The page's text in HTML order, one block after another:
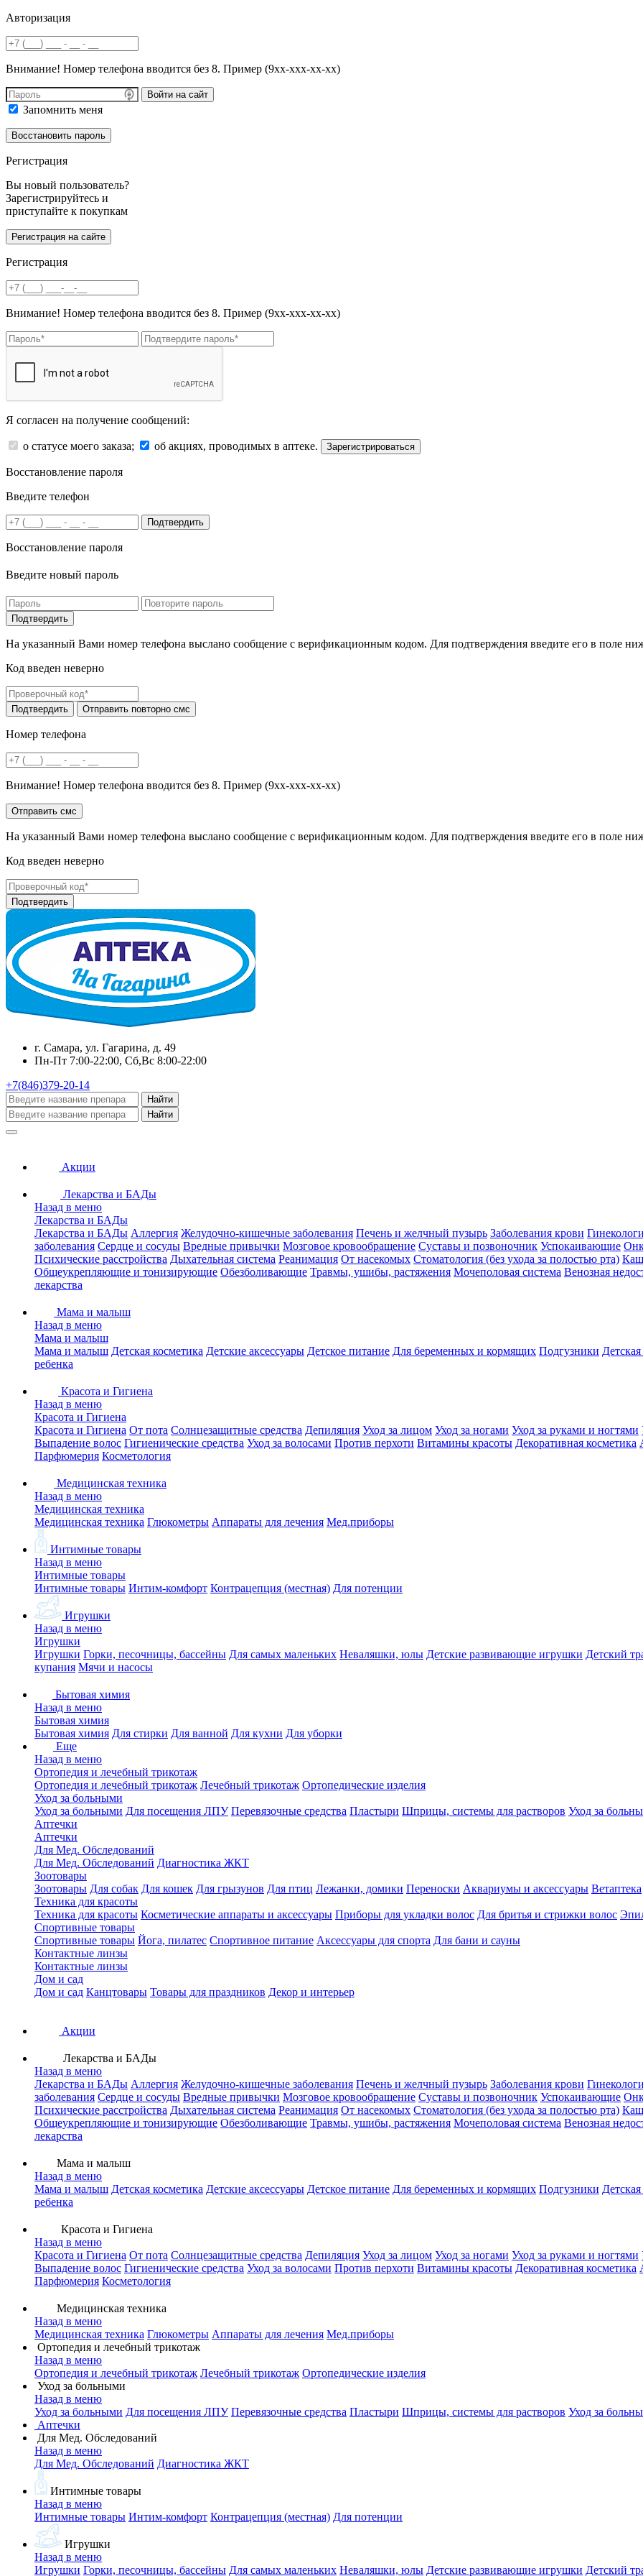
Авторизация
Внимание! Номер телефона вводится без 8. Пример (9хх-ххх-хх-хх)
Войти на сайт
Запомнить меня
Регистрация
Вы новый пользователь?
Зарегистрируйтесь и
приступайте к покупкам
Регистрация
Внимание! Номер телефона вводится без 8. Пример (9хх-ххх-хх-хх)
Я согласен на получение сообщений:
о статусе моего заказа; об акциях, проводимых в аптеке. Зарегистрироваться
Восстановление пароля
Введите телефон
Подтвердить
Восстановление пароля
Введите новый пароль
На указанный Вами номер телефона выслано сообщение с верификационным кодом. Для подтверждения введите его в поле
Код введен неверно
Номер телефона
Внимание! Номер телефона вводится без 8. Пример (9хх-ххх-хх-хх)
На указанный Вами номер телефона выслано сообщение с верификационным кодом. Для подтверждения введите его в поле
Код введен неверно
г. Самара, ул. Гагарина, д. 49
Пн-Пт 7:00-22:00, Сб,Вс 8:00-22:00
+7(846)379-20-14
Найти
Найти
Акции
Лекарства и БАДы
Назад в меню
Лекарства и БАДы
Лекарства и БАДы Аллергия Желудочно-кишечные заболевания Печень и желчный пузырь Заболевания крови
заболевания Сердце и сосуды Вредные привычки Мозговое кровообращение Суставы и позвоночник Успокаивающие
Психические расстройства Дыхательная система Реанимация От насекомых Стоматология (без ухода за полостью рта)
Общеукрепляющие и тонизирующие Обезболивающие Травмы, ушибы, растяжения Мочеполовая система Венозная
лекарства
Мама и малыш
Назад в меню
Мама и малыш
Мама и малыш Детская косметика Детские аксессуары Детское питание Для беременных и кормящих Подгузники
ребенка
Красота и Гигиена
Назад в меню
Красота и Гигиена
Красота и Гигиена От пота Солнцезащитные средства Депиляция Уход за лицом Уход за ногами Уход за руками и ногтями
Выпадение волос Гигиенические средства Уход за волосами Против перхоти Витамины красоты Декоративная косметика
Парфюмерия Косметология
Медицинская техника
Назад в меню
Медицинская техника
Медицинская техника Глюкометры Аппараты для лечения Мед.приборы
Интимные товары
Назад в меню
Интимные товары
Интимные товары Интим-комфорт Контрацепция (местная) Для потенции
Игрушки
Назад в меню
Игрушки
Игрушки Горки, песочницы, бассейны Для самых маленьких Неваляшки, юлы Детские развивающие игрушки Детский
купания Мячи и насосы
Бытовая химия
Назад в меню
Бытовая химия
Бытовая химия Для стирки Для ванной Для кухни Для уборки
Еще
Назад в меню
Ортопедия и лечебный трикотаж
Ортопедия и лечебный трикотаж Лечебный трикотаж Ортопедические изделия
Уход за больными
Уход за больными Для посещения ЛПУ Перевязочные средства Пластыри Шприцы, системы для растворов Уход за
Аптечки
Аптечки
Для Мед. Обследований
Для Мед. Обследований Диагностика ЖКТ
Зоотовары
Зоотовары Для собак Для кошек Для грызунов Для птиц Лежанки, домики Переноски Аквариумы и аксессуары Ветаптека
Техника для красоты
Техника для красоты Косметические аппараты и аксессуары Приборы для укладки волос Для бритья и стрижки волос
Спортивные товары
Спортивные товары Йога, пилатес Спортивное питание Аксессуары для спорта Для бани и сауны
Контактные линзы
Контактные линзы
Дом и сад
Дом и сад Канцтовары Товары для праздников Декор и интерьер
Акции
Лекарства и БАДы
Назад в меню
Лекарства и БАДы Аллергия Желудочно-кишечные заболевания Печень и желчный пузырь Заболевания крови
заболевания Сердце и сосуды Вредные привычки Мозговое кровообращение Суставы и позвоночник Успокаивающие
Психические расстройства Дыхательная система Реанимация От насекомых Стоматология (без ухода за полостью рта)
Общеукрепляющие и тонизирующие Обезболивающие Травмы, ушибы, растяжения Мочеполовая система Венозная
лекарства
Мама и малыш
Назад в меню
Мама и малыш Детская косметика Детские аксессуары Детское питание Для беременных и кормящих Подгузники
ребенка
Красота и Гигиена
Назад в меню
Красота и Гигиена От пота Солнцезащитные средства Депиляция Уход за лицом Уход за ногами Уход за руками и ногтями
Выпадение волос Гигиенические средства Уход за волосами Против перхоти Витамины красоты Декоративная косметика
Парфюмерия Косметология
Медицинская техника
Назад в меню
Медицинская техника Глюкометры Аппараты для лечения Мед.приборы
Ортопедия и лечебный трикотаж
Назад в меню
Ортопедия и лечебный трикотаж Лечебный трикотаж Ортопедические изделия
Уход за больными
Назад в меню
Уход за больными Для посещения ЛПУ Перевязочные средства Пластыри Шприцы, системы для растворов Уход за
Аптечки
Для Мед. Обследований
Назад в меню
Для Мед. Обследований Диагностика ЖКТ
Интимные товары
Назад в меню
Интимные товары Интим-комфорт Контрацепция (местная) Для потенции
Игрушки
Назад в меню
Игрушки Горки, песочницы, бассейны Для самых маленьких Неваляшки, юлы Детские развивающие игрушки Детский